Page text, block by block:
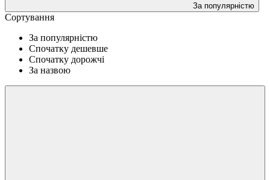
За популярністю
Сортування
За популярністю
Спочатку дешевше
Спочатку дорожчі
За назвою